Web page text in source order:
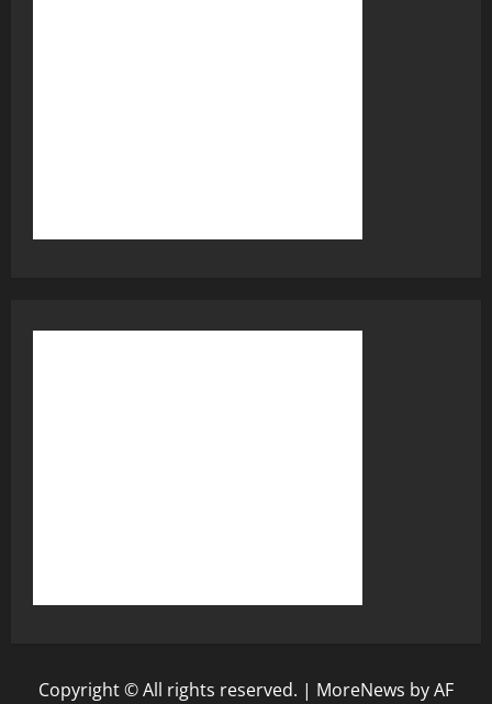
Copyright © All rights reserved. | MoreNews by AF